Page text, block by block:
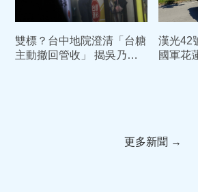
雙標？台中地院澄清「台糖
主動撤回管收」 揭吳乃仁
漢光42
國軍花
更多新聞 →